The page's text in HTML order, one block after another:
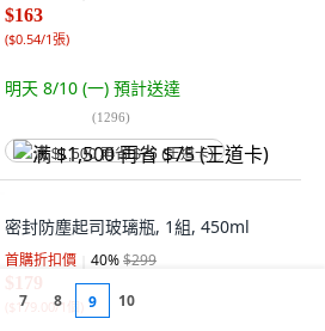
$163
($0.54/1張)
明天 8/10 (一) 預計送達
(1296)
满 $1,500 再省 $75 (王道卡)
密封防塵起司玻璃瓶, 1組, 450ml
首購折扣價 40%$299
$179
$179.00/1個
7 8 9 10